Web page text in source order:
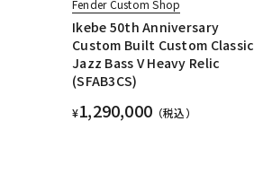
Fender Custom Shop
Ikebe 50th Anniversary
Custom Built Custom Classic
Jazz Bass V Heavy Relic
(SFAB3CS)
¥1,290,000 （税込）